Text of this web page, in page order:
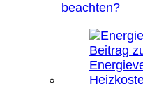
beachten?